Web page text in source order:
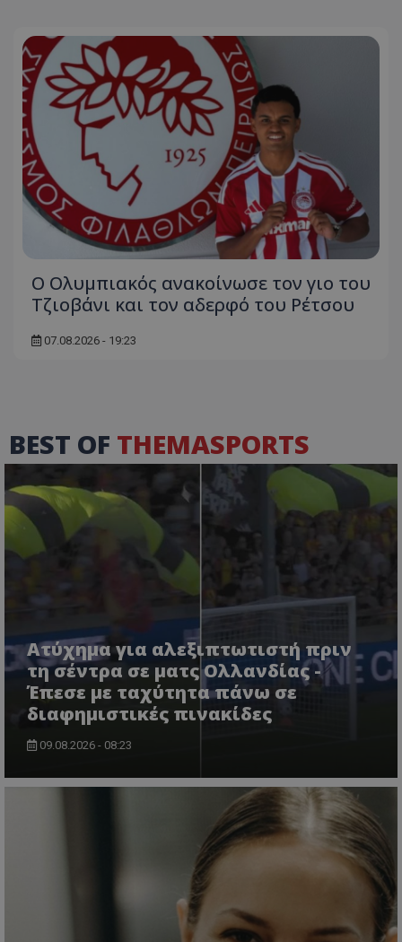
Ο Ολυμπιακός ανακοίνωσε τον γιο του
Τζιοβάνι και τον αδερφό του Ρέτσου
07.08.2026 - 19:23
BEST OF THEMASPORTS
Ατύχημα για αλεξιπτωτιστή πριν
τη σέντρα σε ματς Ολλανδίας -
Έπεσε με ταχύτητα πάνω σε
διαφημιστικές πινακίδες
09.08.2026 - 08:23